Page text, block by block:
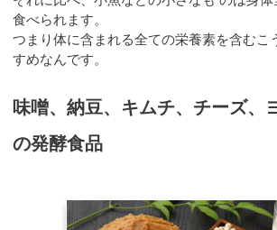
食べられます。
つまり体に含まれる全ての栄養素を含むこ
すめなんです。
味噌、納豆、キムチ、チーズ、
の発酵食品